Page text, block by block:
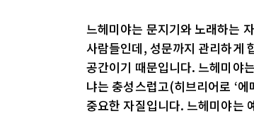
느헤미야는 문지기와 노래하는
사람들인데, 성문까지 관리하게
공간이기 때문입니다. 느헤미야
냐는 충성스럽고(히브리어로 ‘
중요한 자질입니다. 느헤미야는